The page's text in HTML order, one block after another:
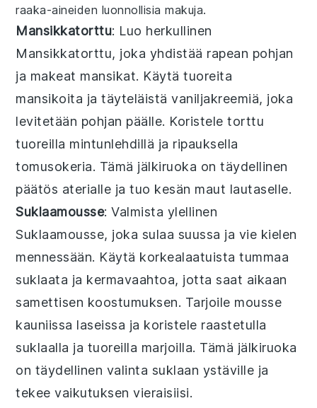
raaka-aineiden luonnollisia makuja.
Mansikkatorttu: Luo herkullinen
Mansikkatorttu, joka yhdistää rapean pohjan
ja makeat mansikat. Käytä tuoreita
mansikoita ja täyteläistä vaniljakreemiä, joka
levitetään pohjan päälle. Koristele torttu
tuoreilla mintunlehdillä ja ripauksella
tomusokeria. Tämä jälkiruoka on täydellinen
päätös aterialle ja tuo kesän maut lautaselle.
Suklaamousse: Valmista ylellinen
Suklaamousse, joka sulaa suussa ja vie kielen
mennessään. Käytä korkealaatuista tummaa
suklaata ja kermavaahtoa, jotta saat aikaan
samettisen koostumuksen. Tarjoile mousse
kauniissa laseissa ja koristele raastetulla
suklaalla ja tuoreilla marjoilla. Tämä jälkiruoka
on täydellinen valinta suklaan ystäville ja
tekee vaikutuksen vieraisiisi.